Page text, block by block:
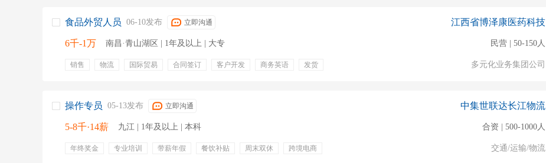
食品外贸人员 06-10发布 立即沟通
6千-1万 南昌·青山湖区 | 1年及以上 | 大专
销售 物流 国际贸易 合同签订 客户开发 商务英语
发货
江西省博泽康医药科技
民营 | 50-150人
多元化业务集团公司
操作专员 05-13发布 立即沟通
5-8千·14薪 九江 | 1年及以上 | 本科
年终奖金 专业培训 带薪年假 餐饮补贴 周末双休
跨境电商
中集世联达长江物流
合资 | 500-1000人
交通/运输/物流